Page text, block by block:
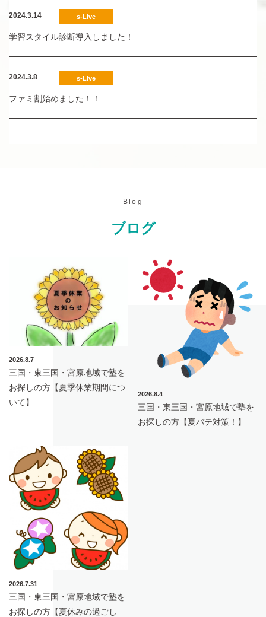
2024.3.14 s-Live
学習スタイル診断導入しました！
2024.3.8 s-Live
ファミ割始めました！！
Blog
ブログ
2026.8.7
三国・東三国・宮原地域で塾を
お探しの方【夏季休業期間につ
いて】
2026.8.4
三国・東三国・宮原地域で塾を
お探しの方【夏バテ対策！】
2026.7.31
三国・東三国・宮原地域で塾を
お探しの方【夏休みの過ごし